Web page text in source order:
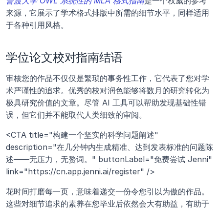
来源，它展示了学术格式排版中所需的细节水平，同样适用
于各种引用风格。
学位论文校对指南结语
审核您的作品不仅仅是繁琐的事务性工作，它代表了您对学
术严谨性的追求。优秀的校对润色能够将数月的研究转化为
极具研究价值的文章。尽管 AI 工具可以帮助发现基础性错
误，但它们并不能取代人类细致的审阅。
<CTA title="构建一个坚实的科学问题阐述"
description="在几分钟内生成精准、达到发表标准的问题陈
述——无压力，无赘词。" buttonLabel="免费尝试 Jenni"
link="https://cn.app.jenni.ai/register" />
花时间打磨每一页，意味着递交一份令您引以为傲的作品。
这些对细节追求的素养在您毕业后依然会大有助益，有助于